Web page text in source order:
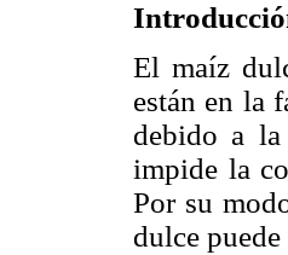
El maíz
están en la
debido a
impide la
Por su
dulce